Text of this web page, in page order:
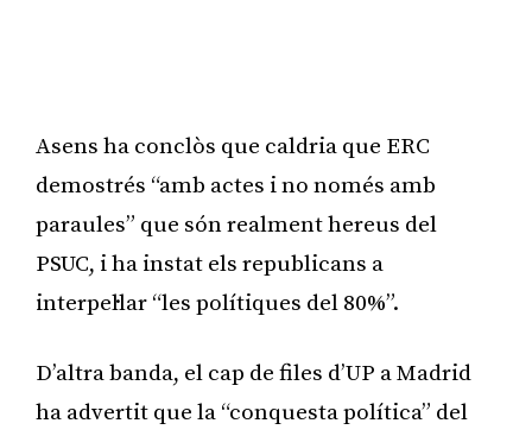
Asens ha conclòs que caldria que ERC
demostrés “amb actes i no només amb
paraules” que són realment hereus del
PSUC, i ha instat els republicans a
interpel·lar “les polítiques del 80%”.
D’altra banda, el cap de files d’UP a Madrid
ha advertit que la “conquesta política” del